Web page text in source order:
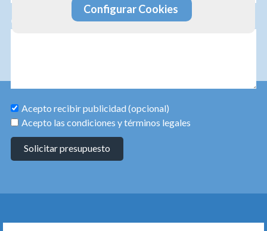
Consulta
Acepto recibir publicidad (opcional)
Acepto las condiciones y términos legales
Solicitar presupuesto
Configurar Cookies